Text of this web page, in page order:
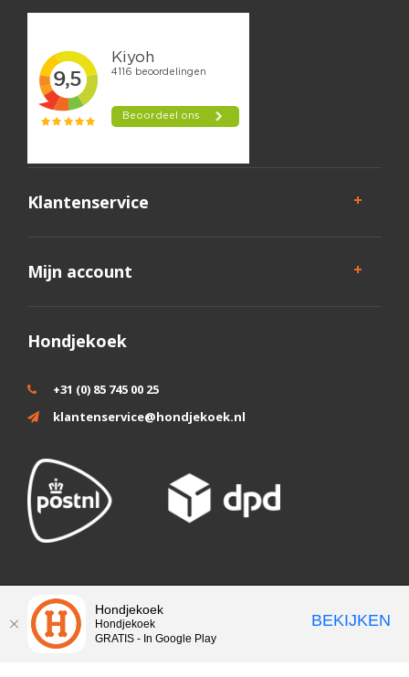
Klantenservice
Mijn account
Hondjekoek
+31 (0) 85 745 00 25
klantenservice@hondjekoek.nl
© Copyright 2026 - Theme by
Wij slaan cookies op om onze website te verbeteren. Is dat akkoord?
Nee
Hondjekoek
Hondjekoek
GRATIS - In Google Play
BEKIJKEN